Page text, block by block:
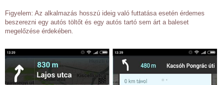
Figyelem: Az alkalmazás hosszú ideig való futtatása esetén érdemes
beszerezni egy autós töltőt és egy autós tartó sem árt a baleset
megelőzése érdekében.